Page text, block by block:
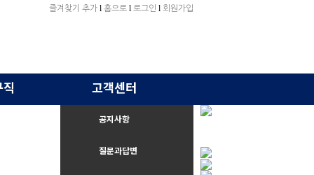
즐겨찾기 추가 l 홈으로 l 로그인 l 회원가입
고객센터
공지사항
질문과답변